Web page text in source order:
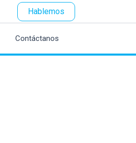
Hablemos
Contáctanos